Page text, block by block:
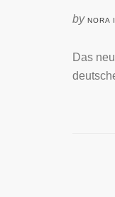
by NORA
Das